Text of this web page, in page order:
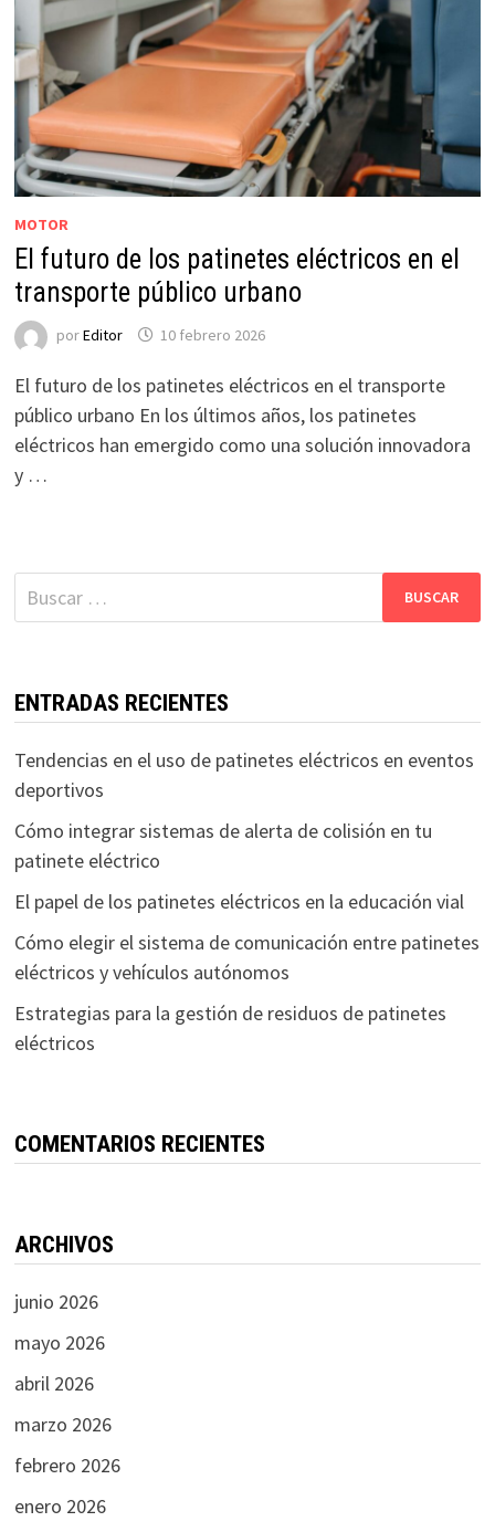
MOTOR
El futuro de los patinetes eléctricos en el
transporte público urbano
porEditor 10 febrero 2026
El futuro de los patinetes eléctricos en el transporte
público urbano En los últimos años, los patinetes
eléctricos han emergido como una solución innovadora
y …
Buscar:
ENTRADAS RECIENTES
Tendencias en el uso de patinetes eléctricos en eventos
deportivos
Cómo integrar sistemas de alerta de colisión en tu
patinete eléctrico
El papel de los patinetes eléctricos en la educación vial
Cómo elegir el sistema de comunicación entre patinetes
eléctricos y vehículos autónomos
Estrategias para la gestión de residuos de patinetes
eléctricos
COMENTARIOS RECIENTES
ARCHIVOS
junio 2026
mayo 2026
abril 2026
marzo 2026
febrero 2026
enero 2026